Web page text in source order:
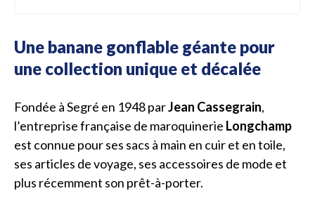
Une banane gonflable géante pour
une collection unique et décalée
Fondée à Segré en 1948 parJean Cassegrain,
l’entreprise française de maroquinerie Longchamp
est connue pour ses sacs à main en cuir et en toile,
ses articles de voyage, ses accessoires de mode et
plus récemment son prêt-à-porter.